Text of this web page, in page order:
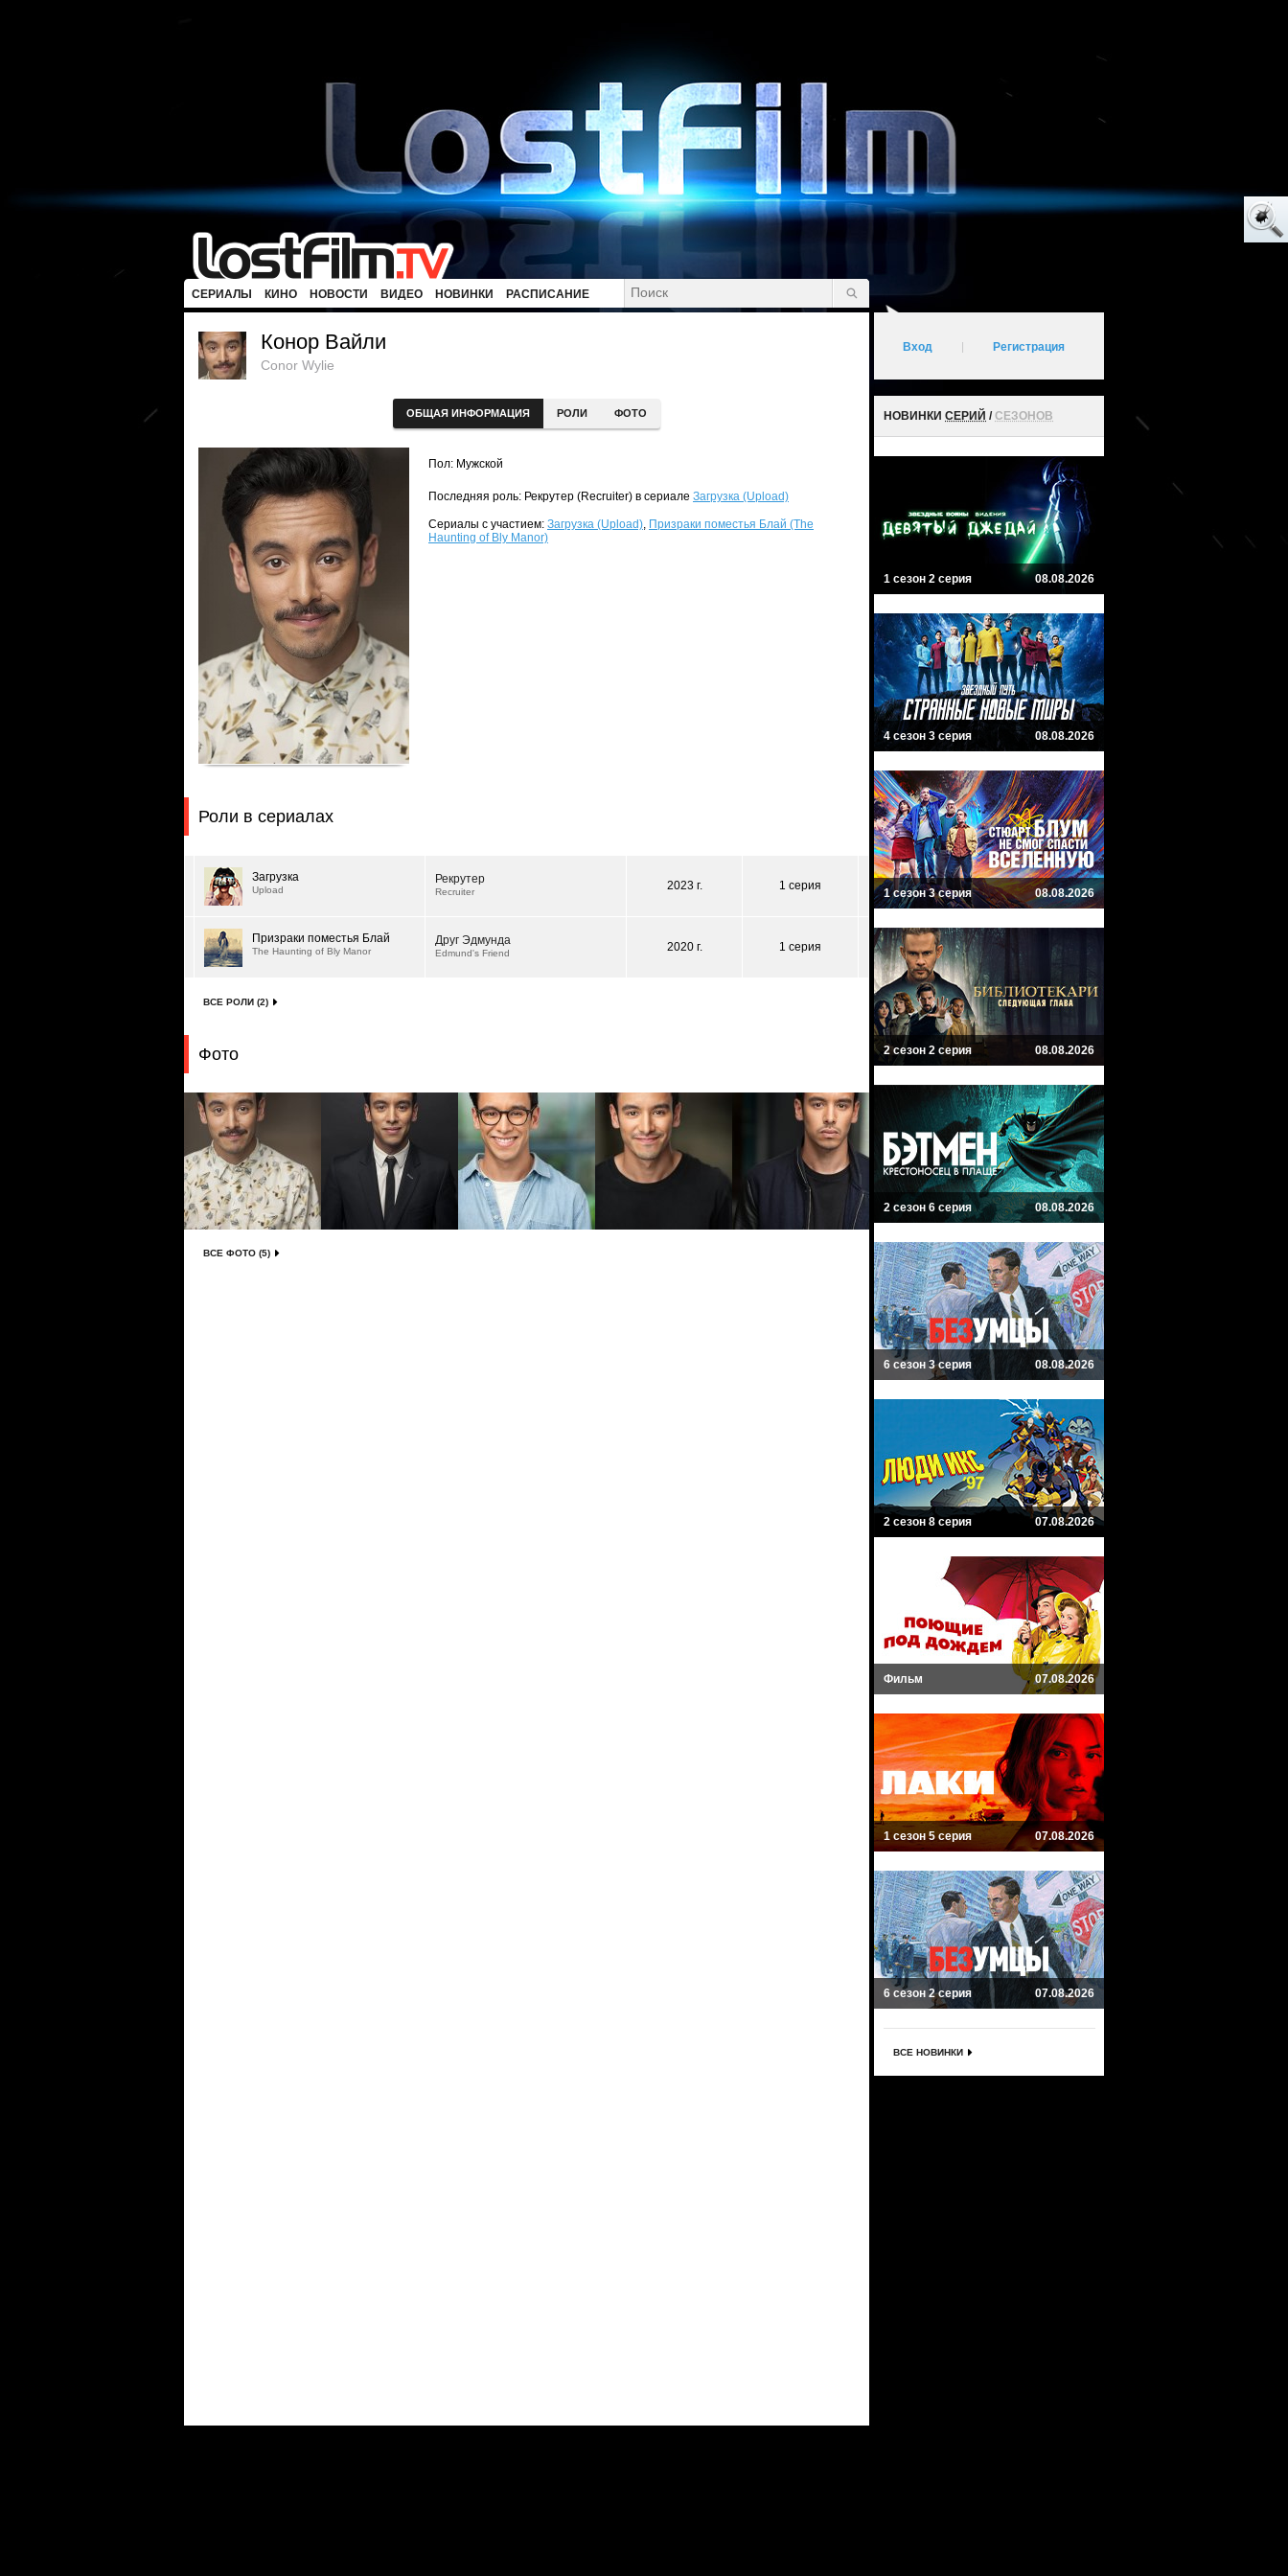
СЕРИАЛЫ КИНО НОВОСТИ ВИДЕО НОВИНКИ РАСПИСАНИЕ
Конор Вайли
Conor Wylie
ОБЩАЯ ИНФОРМАЦИЯ РОЛИ ФОТО
Пол: Мужской
Последняя роль: Рекрутер (Recruiter) в сериале Загрузка (Upload)
Сериалы с участием: Загрузка (Upload), Призраки поместья Блай (The
Haunting of Bly Manor)
Роли в сериалах
Загрузка
Upload
Рекрутер
Recruiter 2023 г. 1 серия
Призраки поместья Блай
The Haunting of Bly Manor
Друг Эдмунда
Edmund's Friend 2020 г. 1 серия
ВСЕ РОЛИ (2)
Фото
ВСЕ ФОТО (5)
Вход Регистрация
НОВИНКИ СЕРИЙ /СЕЗОНОВ
1 сезон 2 серия 08.08.2026
4 сезон 3 серия 08.08.2026
1 сезон 3 серия 08.08.2026
2 сезон 2 серия 08.08.2026
2 сезон 6 серия 08.08.2026
6 сезон 3 серия 08.08.2026
2 сезон 8 серия 07.08.2026
Фильм 07.08.2026
1 сезон 5 серия 07.08.2026
6 сезон 2 серия 07.08.2026
ВСЕ НОВИНКИ